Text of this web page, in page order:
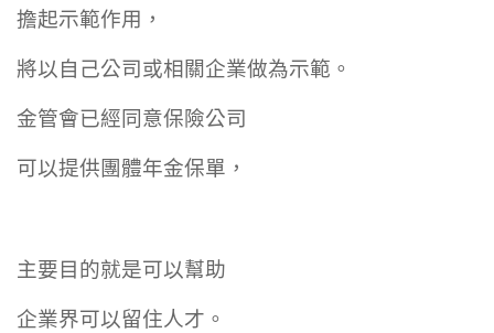
擔起示範作用，
將以自己公司或相關企業做為示範。
金管會已經同意保險公司
可以提供團體年金保單，
主要目的就是可以幫助
企業界可以留住人才。